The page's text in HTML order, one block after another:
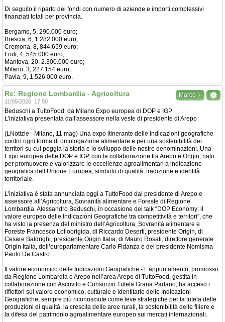
Di seguito il riparto dei fondi con numero di aziende e importi complessivi
finanziati totali per provincia.
Bergamo, 5, 290.000 euro;
Brescia, 6, 1.282.000 euro;
Cremona, 8, 844.659 euro;
Lodi, 4, 545.000 euro;
Mantova, 20, 2.300.000 euro;
Milano, 3, 227.154 euro;
Pavia, 9, 1.526.000 euro.
Marco ↓
Re: Regione Lombardia - Agricoltura
11/05/2026, 17:50
Beduschi a TuttoFood: da Milano Expo europea di DOP e IGP
L'iniziativa presentata dall'assessore nella veste di presidente di Arepo
(LNotizie - Milano, 11 mag) Una expo itinerante delle indicazioni geografiche
contro ogni forma di omologazione alimentare e per una sostenibilità dei
territori su cui poggia la storia e lo sviluppo delle nostre denominazioni. Una
Expo europea delle DOP e IGP, con la collaborazione tra Arepo e Origin, nato
per promuovere e valorizzare le eccellenze agroalimentari a indicazione
geografica dell’Unione Europea, simbolo di qualità, tradizione e identità
territoriale.
L’iniziativa è stata annunciata oggi a TuttoFood dal presidente di Arepo e
assessore all’Agricoltura, Sovranità alimentare e Foreste di Regione
Lombardia, Alessandro Beduschi, in occasione del talk “DOP Economy: il
valore europeo delle Indicazioni Geografiche tra competitività e territori”, che
ha visto la presenza del ministro dell’Agricoltura, Sovranità alimentare e
Foreste Francesco Lollobrigida, di Riccardo Deserti, presidente Origin, di
Cesare Baldrighi, presidente Origin Italia, di Mauro Rosati, direttore generale
Origin Italia, dell’europarlamentare Carlo Fidanza e del presidente Nomisma
Paolo De Castro.
Il valore economico delle Indicazioni Geografiche - L’appuntamento, promosso
da Regione Lombardia e Arepo nell’area Arepo di TuttoFood, gestita in
collaborazione con Ascovilo e Consorzio Tutela Grana Padano, ha acceso i
riflettori sul valore economico, culturale e identitario delle Indicazioni
Geografiche, sempre più riconosciute come leve strategiche per la tutela delle
produzioni di qualità, la crescita delle aree rurali, la sostenibilità delle filiere e
la difesa del patrimonio agroalimentare europeo sui mercati internazionali.